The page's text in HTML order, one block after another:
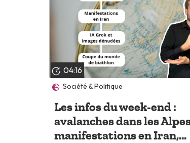
04:16
Société & Politique
Les infos du week-end :
avalanches dans les
manifestations en Iran,...